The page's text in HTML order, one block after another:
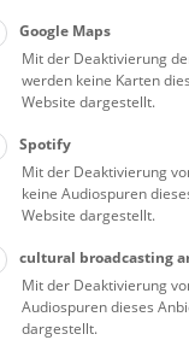
Google Maps
Mit der Deaktivierung
werden keine Karten
Website dargestellt.
Spotify
Mit der Deaktivierung
keine Audiospuren
Website dargestellt.
cultural broadcasting
Mit der Deaktivierung
Audiospuren dieses
dargestellt.